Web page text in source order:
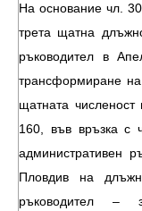
На основание чл.
трета щатна
ръководител в
трансформиране на
щатната
160, във връзка
административен
Пловдив на
ръководител –